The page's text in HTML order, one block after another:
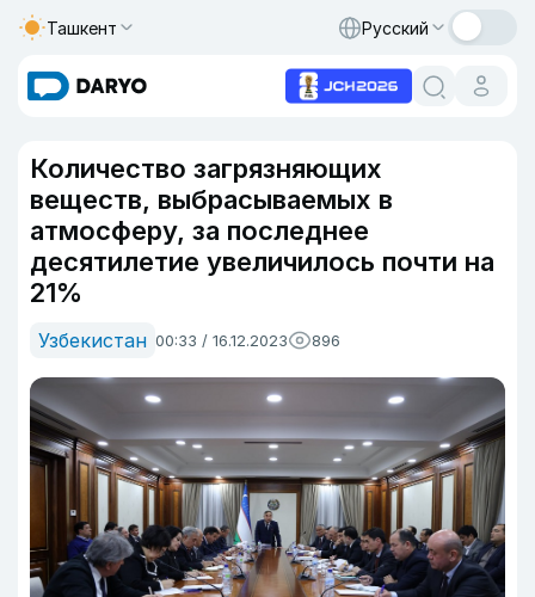
Ташкент Русский
Количество загрязняющих
веществ, выбрасываемых в
атмосферу, за последнее
десятилетие увеличилось почти на
21%
Узбекистан 00:33 / 16.12.2023 896